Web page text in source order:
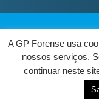
Sobre Nós
Livro de
A GP Forense usa
nossos serviços.
continuar neste